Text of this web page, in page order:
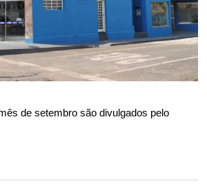
de setembro são divulgados pelo